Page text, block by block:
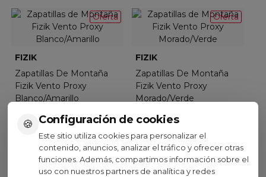
🍪 Configuración de cookies
Este sitio utiliza cookies para personalizar el
contenido, anuncios, analizar el tráfico y ofrecer otras
funciones. Además, compartimos información sobre el
uso con nuestros partners de analítica y redes
Oferta
FIZIK
Zapatillas De Montaña
Fizik Vento Proxy
Blanco/Amarillo
191,99 € (IVA inc.)
239,99 €
Ver opciones
Oferta
FIZIK
Zapatillas De Montaña
Fizik Vento Proxy
Morado/Verde
191,99 €
Ver opciones